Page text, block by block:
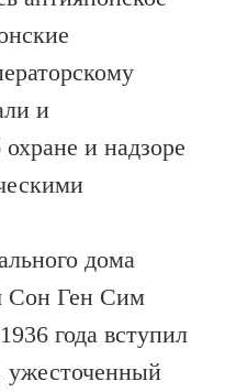
и
и надзоре
дома
Сон Ген Сим
года вступил
ужесточенный